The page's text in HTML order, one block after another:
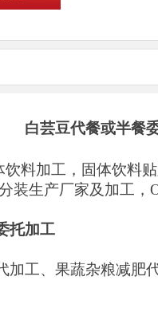
白芸豆代餐或半餐
饮料加工，固体饮料
装生产厂家及加工，
托加工
工、果蔬杂粮减